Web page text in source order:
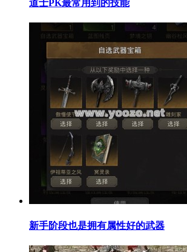
道士PK最常用到的技能
新手阶段也是拥有属性好的武器